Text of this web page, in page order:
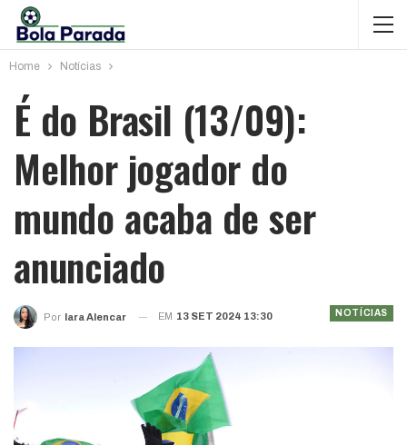
Home Notícias
É do Brasil (13/09):
Melhor jogador do
mundo acaba de ser
anunciado
NOTÍCIAS
Por Iara Alencar EM 13 SET 2024 13:30